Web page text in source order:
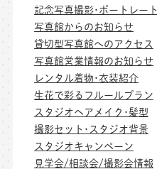
記念写真撮影･ポートレート
写真館からのお知らせ
貸切型写真館へのアクセス
写真館営業情報のお知らせ
レンタル着物･衣装紹介
生花で彩るフルールプラン
スタジオヘアメイク･髪型
撮影セット･スタジオ背景
スタジオキャンペーン
見学会/相談会/撮影会情報